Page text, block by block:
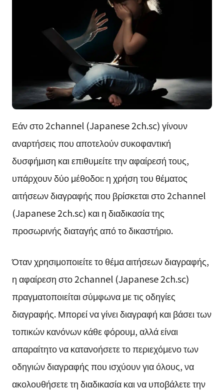
Εάν στο 2channel (Japanese 2ch.sc) γίνουν
αναρτήσεις που αποτελούν συκοφαντική
δυσφήμιση και επιθυμείτε την αφαίρεσή τους,
υπάρχουν δύο μέθοδοι: η χρήση του θέματος
αιτήσεων διαγραφής που βρίσκεται στο 2channel
(Japanese 2ch.sc) και η διαδικασία της
προσωρινής διαταγής από το δικαστήριο.
Όταν χρησιμοποιείτε το θέμα αιτήσεων διαγραφής,
η αφαίρεση στο 2channel (Japanese 2ch.sc)
πραγματοποιείται σύμφωνα με τις οδηγίες
διαγραφής. Μπορεί να γίνει διαγραφή και βάσει των
τοπικών κανόνων κάθε φόρουμ, αλλά είναι
απαραίτητο να κατανοήσετε το περιεχόμενο των
οδηγιών διαγραφής που ισχύουν για όλους, να
ακολουθήσετε τη διαδικασία και να υποβάλετε την